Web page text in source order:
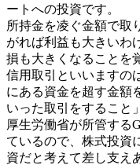
ートへの投資です。
所持金を凌ぐ金額で取
がれば利益も大きいわ
損も大きくなることを
信用取引といいますの
にある資金を超す金額
いった取引をすること
厚生労働省が所管する
ているので、株式投資
資だと考えて差し支え